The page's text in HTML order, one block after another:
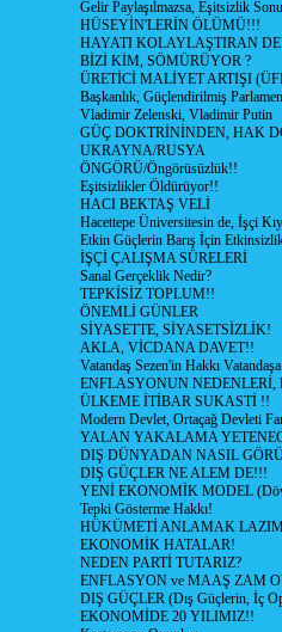
Gelir Paylaşılmazsa, Eşitsizlik
HÜSEYİN'LERİN ÖLÜMÜ!!!
HAYATI KOLAYLAŞTIRAN
BİZİ KİM, SÖMÜRÜYOR ?
ÜRETİCİ MALİYET ARTIŞI
Başkanlık, Güçlendirilmiş
Vladimir Zelenski, Vladimir Putin
GÜÇ DOKTRİNİNDEN, HAK
UKRAYNA/RUSYA
ÖNGÖRÜ/Öngörüsüzlük!!
Eşitsizlikler Öldürüyor!!
HACI BEKTAŞ VELİ
Hacettepe Üniversitesin de, İşçi
Etkin Güçlerin Barış İçin
İŞÇİ ÇALIŞMA SÜRELERİ
Sanal Gerçeklik Nedir?
TEPKİSİZ TOPLUM!!
ÖNEMLİ GÜNLER
SİYASETTE, SİYASETSİZLİK!
AKLA, VİCDANA DAVET!!
Vatandaş Sezen'in Hakkı
ENFLASYONUN NEDENLERİ,
ÜLKEME İTİBAR SUKASTİ !!
Modern Devlet, Ortaçağ Devleti
YALAN YAKALAMA
DIŞ DÜNYADAN NASIL
DIŞ GÜÇLER NE ALEM DE!!!
YENİ EKONOMİK MODEL
Tepki Gösterme Hakkı!
HÜKÜMETİ ANLAMAK
EKONOMİK HATALAR!
NEDEN PARTİ TUTARIZ?
ENFLASYON ve MAAŞ ZAM
DIŞ GÜÇLER (Dış Güçlerin, İç
EKONOMİDE 20 YILIMIZ!!